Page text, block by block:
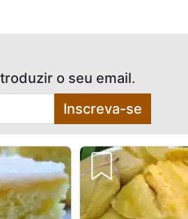
o seu email.
Inscreva-se